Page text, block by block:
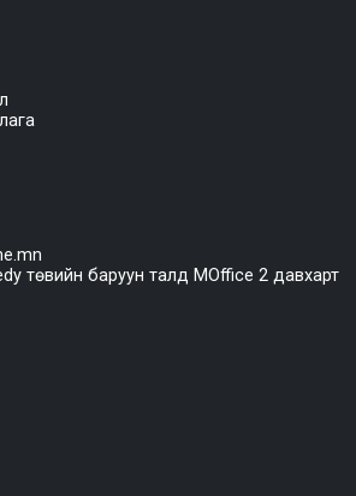
төвийн баруун талд MOffice 2 давхарт